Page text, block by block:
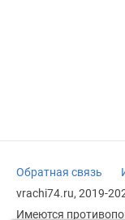
Обратная связь
vrachi74.ru, 2019-
Имеются